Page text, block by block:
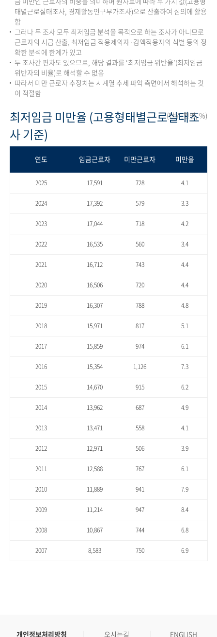
태별근로실태조사, 경제활동인구부가조사)으로 산출하여 심의에 활용
함
그러나 두 조사 모두 최저임금 분석을 목적으로 하는 조사가 아니므로
근로자의 시급 산출, 최저임금 적용제외자·감액적용자의 식별 등의 정
확한 분석에 한계가 있고
두 조사간 편차도 있으므로, 해당 결과를 ‘최저임금 위반율’(최저임금
위반자의 비율)로 해석할 수 없음
따라서 미만 근로자 추정치는 시계열 추세 파악 측면에서 해석하는 것
이 적절함
최저임금 미만율 (고용형태별근로실태조
사 기준)
(단위:천명, %)
연도 임금근로자 미만근로자 미만율
2025 17,591 728 4.1
2024 17,392 579 3.3
2023 17,044 718 4.2
2022 16,535 560 3.4
2021 16,712 743 4.4
2020 16,506 720 4.4
2019 16,307 788 4.8
2018 15,971 817 5.1
2017 15,859 974 6.1
2016 15,354 1,126 7.3
2015 14,670 915 6.2
2014 13,962 687 4.9
2013 13,471 558 4.1
2012 12,971 506 3.9
2011 12,588 767 6.1
2010 11,889 941 7.9
2009 11,214 947 8.4
2008 10,867 744 6.8
2007 8,583 750 6.9
개인정보처리방침 오시는길 ENGLISH